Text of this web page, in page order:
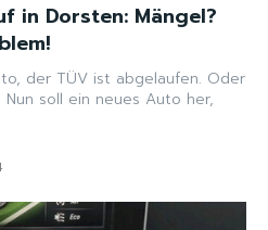
in Dorsten: Mängel?
der TÜV ist abgelaufen. Oder
soll ein neues Auto her,